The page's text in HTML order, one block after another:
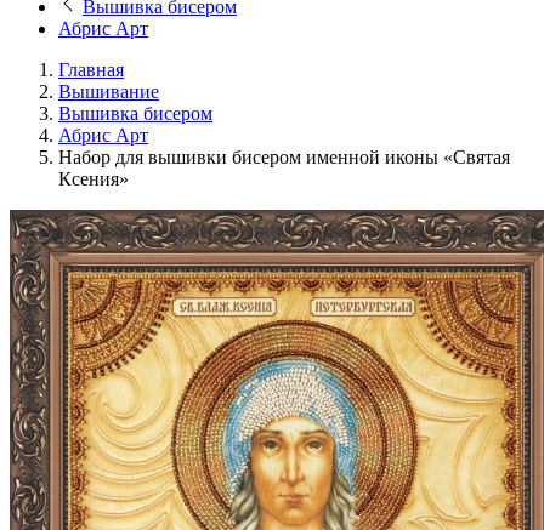
Вышивка бисером
Абрис Арт
Главная
Вышивание
Вышивка бисером
Абрис Арт
Набор для вышивки бисером именной иконы «Святая
Ксения»